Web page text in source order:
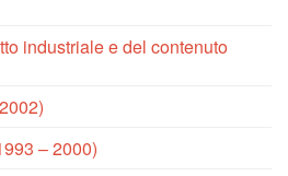
industriale e del contenuto
– 2000)